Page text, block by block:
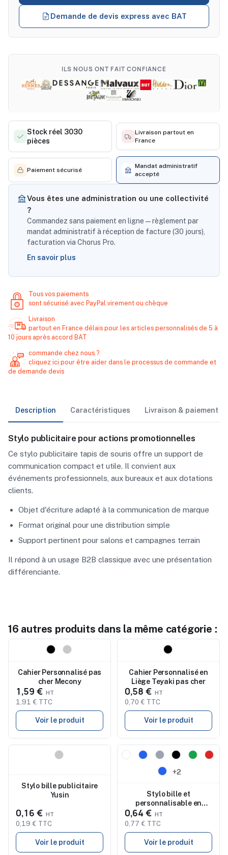
Demande de devis express avec BAT
ILS NOUS ONT FAIT CONFIANCE
Stock réel 3030
pièces
Livraison partout en
France
Paiement sécurisé
Mandat administratif
accepté
Vous êtes une administration ou une collectivité
?
Commandez sans paiement en ligne — règlement par
mandat administratif à réception de facture (30 jours),
facturation via Chorus Pro.
En savoir plus
Tous vos paiements
sont sécurisé avec PayPal virement ou chèque
Livraison
partout en France délais pour les articles personnalisés de 5 à
10 jours après accord BAT
commande chez nous ?
cliquez ici pour être aider dans le processus de commande et
de demande devis
Description Caractéristiques Livraison & paiement
Stylo publicitaire pour actions promotionnelles
Ce stylo publicitaire tapis de souris offre un support de
communication compact et utile. Il convient aux
événements professionnels, aux bureaux et aux dotations
clients.
Objet d'écriture adapté à la communication de marque
Format original pour une distribution simple
Support pertinent pour salons et campagnes terrain
Il répond à un usage B2B classique avec une présentation
différenciante.
16 autres produits dans la même catégorie :
Cahier Personnalisé pas
cher Mecony
1,59 €
1,91 € TTC
Voir le produit
Cahier Personnalisé en
Liège Teyaki pas cher
0,58 €
0,70 € TTC
Voir le produit
Stylo bille publicitaire
Yusin
0,16 €
0,19 € TTC
Voir le produit
Nouveau
+2
Stylo bille et
personnalisable en
bambou - Cesar
0,64 €
0,77 € TTC
Voir le produit